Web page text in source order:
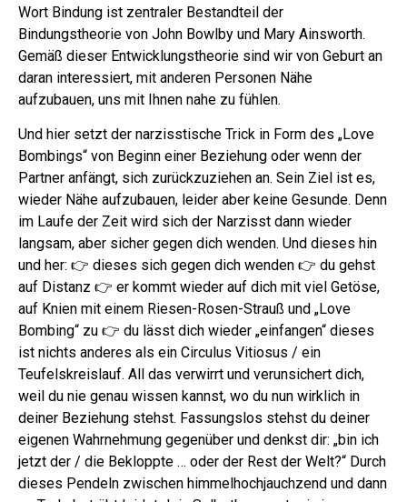
Wort Bindung ist zentraler Bestandteil der
Bindungstheorie von John Bowlby und Mary Ainsworth.
Gemäß dieser Entwicklungstheorie sind wir von Geburt an
daran interessiert, mit anderen Personen Nähe
aufzubauen, uns mit Ihnen nahe zu fühlen.
Und hier setzt der narzisstische Trick in Form des „Love
Bombings“ von Beginn einer Beziehung oder wenn der
Partner anfängt, sich zurückzuziehen an. Sein Ziel ist es,
wieder Nähe aufzubauen, leider aber keine Gesunde. Denn
im Laufe der Zeit wird sich der Narzisst dann wieder
langsam, aber sicher gegen dich wenden. Und dieses hin
und her: 👉 dieses sich gegen dich wenden 👉 du gehst
auf Distanz 👉 er kommt wieder auf dich mit viel Getöse,
auf Knien mit einem Riesen-Rosen-Strauß und „Love
Bombing“ zu 👉 du lässt dich wieder „einfangen“ dieses
ist nichts anderes als ein Circulus Vitiosus / ein
Teufelskreislauf. All das verwirrt und verunsichert dich,
weil du nie genau wissen kannst, wo du nun wirklich in
deiner Beziehung stehst. Fassungslos stehst du deiner
eigenen Wahrnehmung gegenüber und denkst dir: „bin ich
jetzt der / die Bekloppte … oder der Rest der Welt?“ Durch
dieses Pendeln zwischen himmelhochjauchzend und dann